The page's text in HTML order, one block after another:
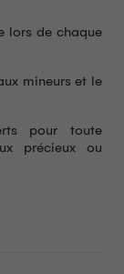
lors de chaque
mineurs et le
pour toute
précieux ou